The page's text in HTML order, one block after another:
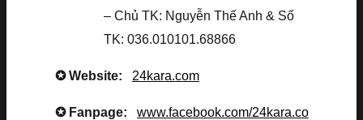
– Chủ TK: Nguyễn Thế Anh & Số
TK: 036.010101.68866
✪ Website: 24kara.com
✪ Fanpage: www.facebook.com/24kara.co